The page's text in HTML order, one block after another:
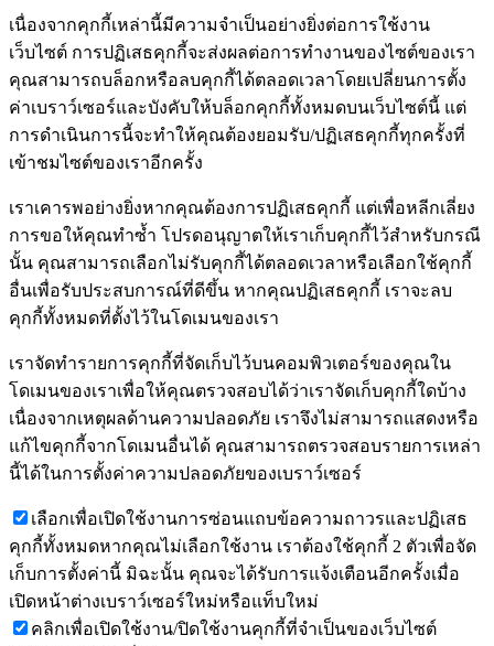
เนื่องจากคุกกี้เหล่านี้มีความจำเป็นอย่างยิ่งต่อการใช้งาน
เว็บไซต์ การปฏิเสธคุกกี้จะส่งผลต่อการทำงานของไซต์ของเรา
คุณสามารถบล็อกหรือลบคุกกี้ได้ตลอดเวลาโดยเปลี่ยนการตั้ง
ค่าเบราว์เซอร์และบังคับให้บล็อกคุกกี้ทั้งหมดบนเว็บไซต์นี้ แต่
การดำเนินการนี้จะทำให้คุณต้องยอมรับ/ปฏิเสธคุกกี้ทุกครั้งที่
เข้าชมไซต์ของเราอีกครั้ง
เราเคารพอย่างยิ่งหากคุณต้องการปฏิเสธคุกกี้ แต่เพื่อหลีกเลี่ยง
การขอให้คุณทำซ้ำ โปรดอนุญาตให้เราเก็บคุกกี้ไว้สำหรับกรณี
นั้น คุณสามารถเลือกไม่รับคุกกี้ได้ตลอดเวลาหรือเลือกใช้คุกกี้
อื่นเพื่อรับประสบการณ์ที่ดีขึ้น หากคุณปฏิเสธคุกกี้ เราจะลบ
คุกกี้ทั้งหมดที่ตั้งไว้ในโดเมนของเรา
เราจัดทำรายการคุกกี้ที่จัดเก็บไว้บนคอมพิวเตอร์ของคุณใน
โดเมนของเราเพื่อให้คุณตรวจสอบได้ว่าเราจัดเก็บคุกกี้ใดบ้าง
เนื่องจากเหตุผลด้านความปลอดภัย เราจึงไม่สามารถแสดงหรือ
แก้ไขคุกกี้จากโดเมนอื่นได้ คุณสามารถตรวจสอบรายการเหล่า
นี้ได้ในการตั้งค่าความปลอดภัยของเบราว์เซอร์
เลือกเพื่อเปิดใช้งานการซ่อนแถบข้อความถาวรและปฏิเสธ
คุกกี้ทั้งหมดหากคุณไม่เลือกใช้งาน เราต้องใช้คุกกี้ 2 ตัวเพื่อจัด
เก็บการตั้งค่านี้ มิฉะนั้น คุณจะได้รับการแจ้งเตือนอีกครั้งเมื่อ
เปิดหน้าต่างเบราว์เซอร์ใหม่หรือแท็บใหม่
คลิกเพื่อเปิดใช้งาน/ปิดใช้งานคุกกี้ที่จำเป็นของเว็บไซต์